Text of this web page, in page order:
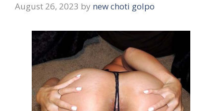
August 26, 2023 by new choti golpo